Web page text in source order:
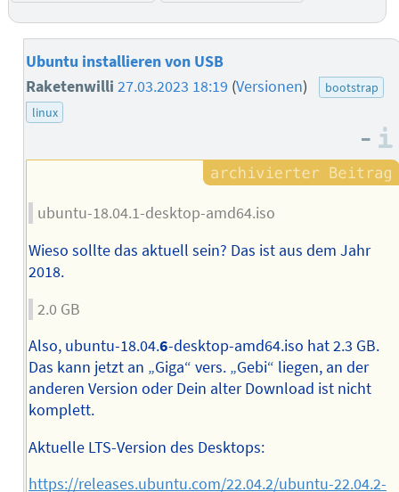
Ubuntu installieren von USB
Raketenwilli27.03.2023 18:19 (Versionen)
bootstrap
linux
–
ubuntu-18.04.1-desktop-amd64.iso
Wieso sollte das aktuell sein? Das ist aus dem Jahr
2018.
2.0 GB
Also, ubuntu-18.04.6-desktop-amd64.iso hat 2.3 GB.
Das kann jetzt an „Giga“ vers. „Gebi“ liegen, an der
anderen Version oder Dein alter Download ist nicht
komplett.
Aktuelle LTS-Version des Desktops:
https://releases.ubuntu.com/22.04.2/ubuntu-22.04.2-